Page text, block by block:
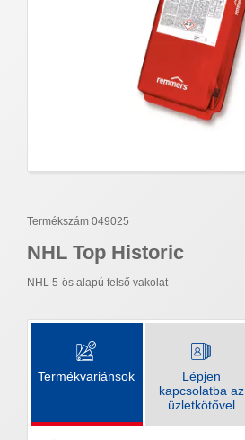
Termékszám 049025
NHL Top Historic
NHL 5-ös alapú felső vakolat
Termékvariánsok
Lépjen
kapcsolatba az
üzletkötővel